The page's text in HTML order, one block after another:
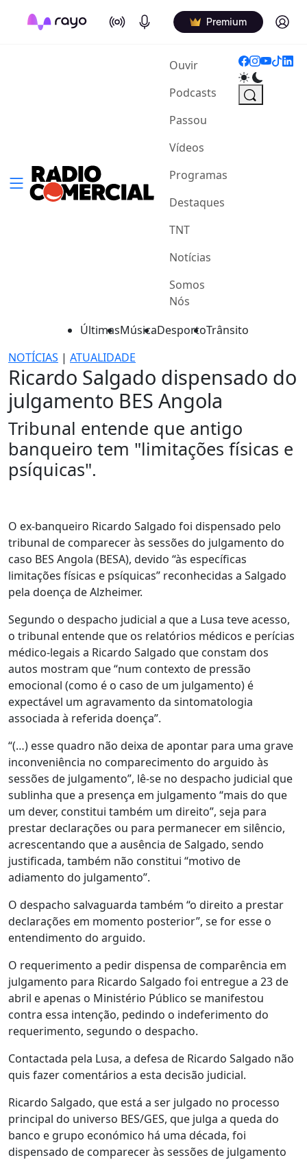
On Air Podcasts Premium Log in
Ouvir(current)
Podcasts
Passou
Vídeos
Programas
Destaques
TNT
Notícias
Somos
Nós
ÚltimasMúsicaDesportoTrânsito
NOTÍCIAS | ATUALIDADE
Ricardo Salgado dispensado do
julgamento BES Angola
Tribunal entende que antigo
banqueiro tem "limitações físicas e
psíquicas".
O ex-banqueiro Ricardo Salgado foi dispensado pelo
tribunal de comparecer às sessões do julgamento do
caso BES Angola (BESA), devido “às específicas
limitações físicas e psíquicas” reconhecidas a Salgado
pela doença de Alzheimer.
Segundo o despacho judicial a que a Lusa teve acesso,
o tribunal entende que os relatórios médicos e perícias
médico-legais a Ricardo Salgado que constam dos
autos mostram que “num contexto de pressão
emocional (como é o caso de um julgamento) é
expectável um agravamento da sintomatologia
associada à referida doença”.
“(…) esse quadro não deixa de apontar para uma grave
inconveniência no comparecimento do arguido às
sessões de julgamento”, lê-se no despacho judicial que
sublinha que a presença em julgamento “mais do que
um dever, constitui também um direito”, seja para
prestar declarações ou para permanecer em silêncio,
acrescentando que a ausência de Salgado, sendo
justificada, também não constitui “motivo de
adiamento do julgamento”.
O despacho salvaguarda também “o direito a prestar
declarações em momento posterior”, se for esse o
entendimento do arguido.
O requerimento a pedir dispensa de comparência em
julgamento para Ricardo Salgado foi entregue a 23 de
abril e apenas o Ministério Público se manifestou
contra essa intenção, pedindo o indeferimento do
requerimento, segundo o despacho.
Contactada pela Lusa, a defesa de Ricardo Salgado não
quis fazer comentários a esta decisão judicial.
Ricardo Salgado, que está a ser julgado no processo
principal do universo BES/GES, que julga a queda do
banco e grupo económico há uma década, foi
dispensado de comparecer às sessões de julgamento